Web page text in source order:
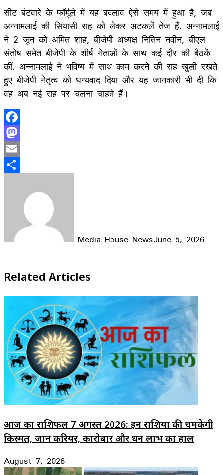
सीट बंटवारे के फॉर्मूले में यह बदलाव ऐसे समय में हुआ है, जब
अन्नामलाई की सियासी राह को लेकर अटकलें तेज हैं. अन्नामलाई
ने 2 जून को अमित शाह, बीजेपी अध्यक्ष नितिन नवीन, बीएल
संतोष समेत बीजेपी के शीर्ष नेताओं के साथ कई दौर की बैठकें
कीं. अन्नामलाई ने भविष्य में साथ काम करने की राह खुली रखते
हुए बीजेपी नेतृत्व को धन्यवाद दिया और यह जानकारी भी दी कि
वह अब नई राह पर चलना चाहते हैं।
Facebook
Mastodon
Email
Media House NewsJune 5, 2026
Related Articles
आज का राशिफल 7 अगस्त 2026: इन राशियों की चमकेगी
किस्मत, जानें करियर, कारोबार और धन लाभ का हाल
August 7, 2026